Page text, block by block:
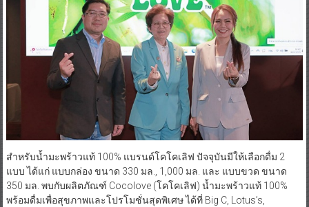
สำหรับน้ำมะพร้าวแท้ 100% แบรนด์โคโคเลิฟ ปัจจุบันมีให้เลือกดื่ม 2
แบบ ได้แก่ แบบกล่อง ขนาด 330 มล., 1,000 มล. และ แบบขวด ขนาด
350 มล. พบกับผลิตภัณฑ์ Cocolove (โคโคเลิฟ) น้ำมะพร้าวแท้ 100%
พร้อมดื่มเพื่อสุขภาพและโปรโมชั่นสุดพิเศษ ได้ที่ Big C, Lotus’s,